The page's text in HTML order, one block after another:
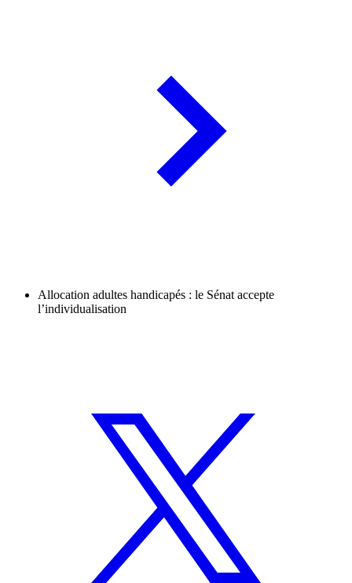
Allocation adultes handicapés : le Sénat accepte
l’individualisation